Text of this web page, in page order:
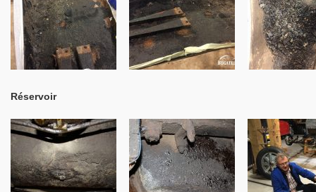
Réservoir